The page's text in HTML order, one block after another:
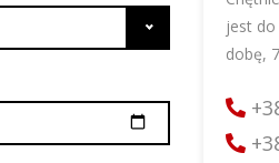
jest
dobę,